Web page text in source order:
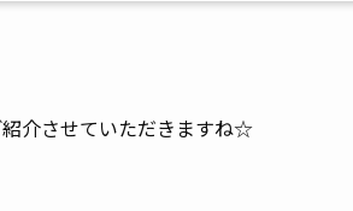
介させていただきますね☆